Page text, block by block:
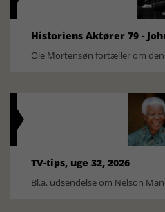
Historiens Aktører 79 -
Ole Mortensøn fortæller om
TV-tips, uge 32, 2026
Bl.a. udsendelse om Nelson